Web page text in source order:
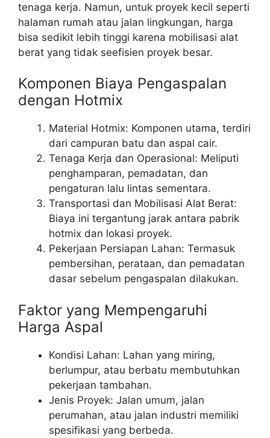
tenaga kerja. Namun, untuk proyek kecil seperti
halaman rumah atau jalan lingkungan, harga
bisa sedikit lebih tinggi karena mobilisasi alat
berat yang tidak seefisien proyek besar.
Komponen Biaya Pengaspalan
dengan Hotmix
Material Hotmix: Komponen utama, terdiri
dari campuran batu dan aspal cair.
Tenaga Kerja dan Operasional: Meliputi
penghamparan, pemadatan, dan
pengaturan lalu lintas sementara.
Transportasi dan Mobilisasi Alat Berat:
Biaya ini tergantung jarak antara pabrik
hotmix dan lokasi proyek.
Pekerjaan Persiapan Lahan: Termasuk
pembersihan, perataan, dan pemadatan
dasar sebelum pengaspalan dilakukan.
Faktor yang Mempengaruhi
Harga Aspal
Kondisi Lahan: Lahan yang miring,
berlumpur, atau berbatu membutuhkan
pekerjaan tambahan.
Jenis Proyek: Jalan umum, jalan
perumahan, atau jalan industri memiliki
spesifikasi yang berbeda.